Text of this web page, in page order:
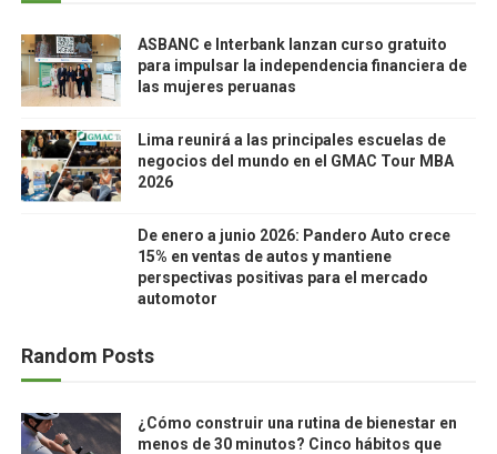
ASBANC e Interbank lanzan curso gratuito
para impulsar la independencia financiera de
las mujeres peruanas
Lima reunirá a las principales escuelas de
negocios del mundo en el GMAC Tour MBA
2026
De enero a junio 2026: Pandero Auto crece
15% en ventas de autos y mantiene
perspectivas positivas para el mercado
automotor
Random Posts
¿Cómo construir una rutina de bienestar en
menos de 30 minutos? Cinco hábitos que